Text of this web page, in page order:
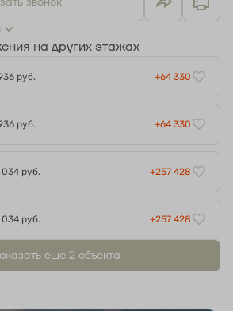
на других этажах
руб. +64 330
руб. +64 330
034 руб. +257 428
034 руб. +257 428
еще 2 объектa